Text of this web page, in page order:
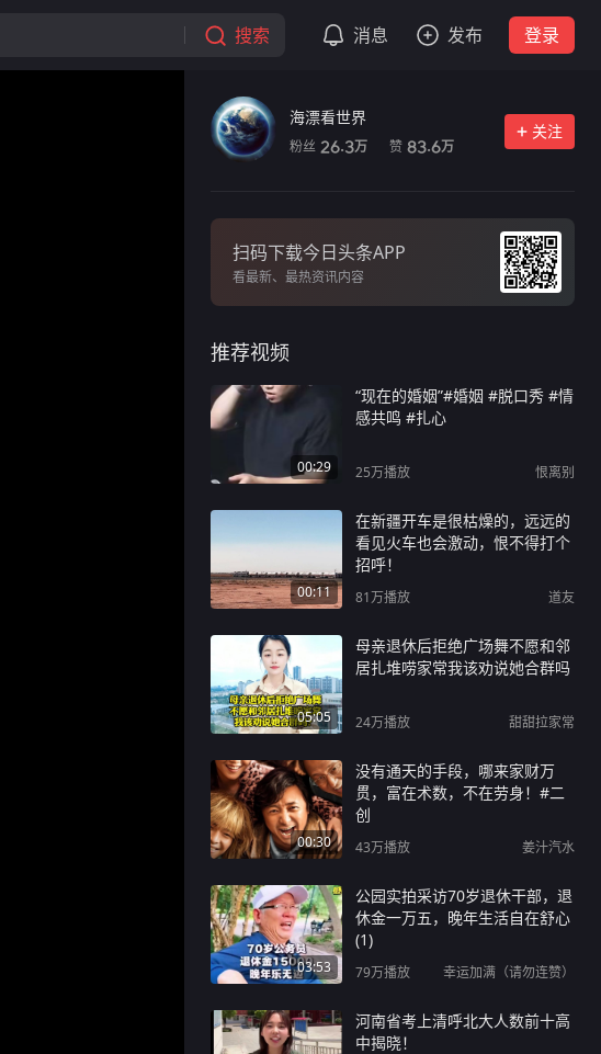
搜索 消息 发布 登录
海漂看世界
粉丝 26.3万 赞 83.6万
关注
扫码下载今日头条APP
看最新、最热资讯内容
推荐视频
00:29
“现在的婚姻”#婚姻 #脱口秀 #情
感共鸣 #扎心
25万播放 恨离别
00:11
在新疆开车是很枯燥的，远远的
看见火车也会激动，恨不得打个
招呼！
81万播放 道友
05:05
母亲退休后拒绝广场舞不愿和邻
居扎堆唠家常我该劝说她合群吗
24万播放 甜甜拉家常
00:30
没有通天的手段，哪来家财万
贯，富在术数，不在劳身！#二
创
43万播放 姜汁汽水
03:53
公园实拍采访70岁退休干部，退
休金一万五，晚年生活自在舒心
(1)
79万播放 幸运加满（请勿连赞）
河南省考上清呼北大人数前十高
中揭晓！